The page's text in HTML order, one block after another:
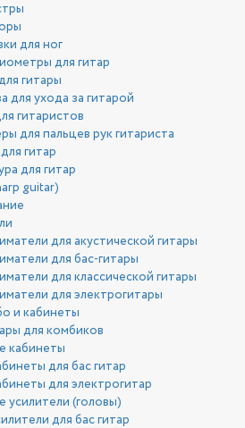
для ног
для гитар
гитары
для ухода за гитарой
гитаристов
для пальцев рук гитариста
гитар
для гитар
guitar)
для акустической гитары
для бас-гитары
для классической гитары
для электрогитары
и кабинеты
для комбиков
кабинеты
для бас гитар
для электрогитар
усилители (головы)
для бас гитар